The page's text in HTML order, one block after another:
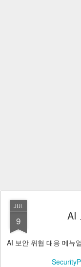
JUL
9 AI
AI 보안 위협 대응 메뉴얼